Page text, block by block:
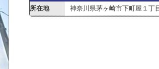
所在地
神奈川県茅ヶ崎市下町屋１丁